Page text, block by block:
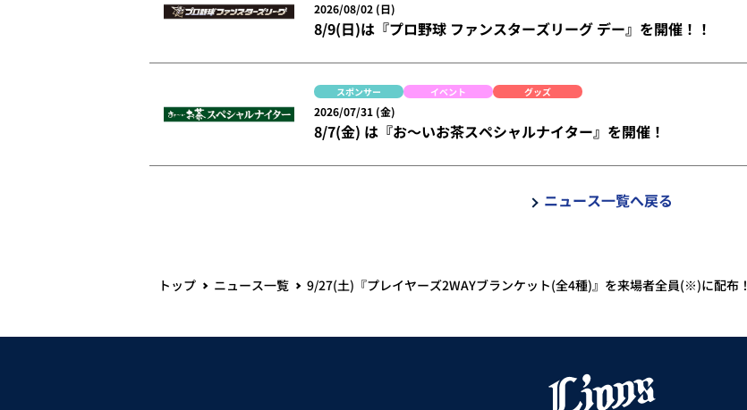
2026/08/02 (日)
8/9(日)は『プロ野球 ファンスターズリーグ デー』を開催！！
スポンサー イベント グッズ
2026/07/31 (金)
8/7(金) は『お～いお茶スペシャルナイター』を開催！
ニュース一覧へ戻る
トップ ニュース一覧 9/27(土)『プレイヤーズ2WAYブランケット(全4種)』を来場者全員(※)に配布！